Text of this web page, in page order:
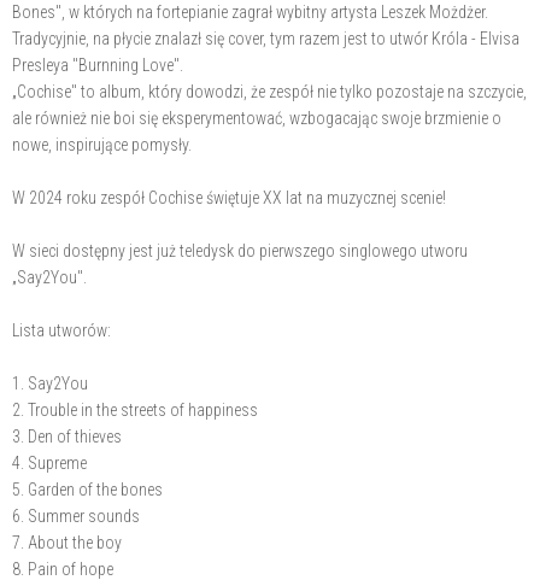
Bones", w których na fortepianie zagrał wybitny artysta Leszek Możdżer.
Tradycyjnie, na płycie znalazł się cover, tym razem jest to utwór Króla - Elvisa
Presleya "Burnning Love".
„Cochise" to album, który dowodzi, że zespół nie tylko pozostaje na szczycie,
ale również nie boi się eksperymentować, wzbogacając swoje brzmienie o
nowe, inspirujące pomysły.
W 2024 roku zespół Cochise świętuje XX lat na muzycznej scenie!
W sieci dostępny jest już teledysk do pierwszego singlowego utworu
„Say2You".
Lista utworów:
1. Say2You
2. Trouble in the streets of happiness
3. Den of thieves
4. Supreme
5. Garden of the bones
6. Summer sounds
7. About the boy
8. Pain of hope